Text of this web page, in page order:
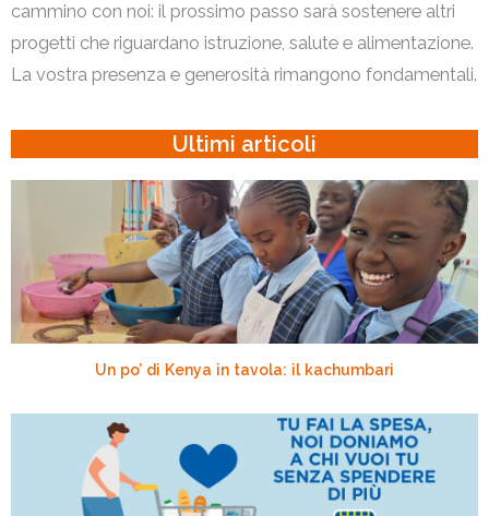
cammino con noi: il prossimo passo sarà sostenere altri
progetti che riguardano istruzione, salute e alimentazione.
La vostra presenza e generosità rimangono fondamentali.
Ultimi articoli
Un po’ di Kenya in tavola: il kachumbari